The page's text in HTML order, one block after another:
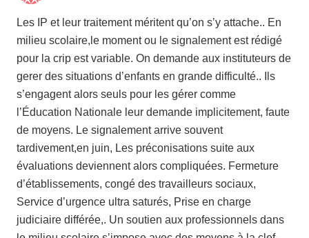
Les IP et leur traitement méritent qu’on s’y attache.. En
milieu scolaire,le moment ou le signalement est rédigé
pour la crip est variable. On demande aux instituteurs de
gerer des situations d’enfants en grande difficulté.. Ils
s’engagent alors seuls pour les gérer comme
l’Éducation Nationale leur demande implicitement, faute
de moyens. Le signalement arrive souvent
tardivement,en juin, Les préconisations suite aux
évaluations deviennent alors compliquées. Fermeture
d’établissements, congé des travailleurs sociaux,
Service d’urgence ultra saturés, Prise en charge
judiciaire différée,. Un soutien aux professionnels dans